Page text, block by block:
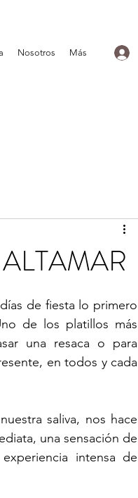
Nosotros Más
de fiesta lo primero
de los platillos más
una resaca o para
en todos y cada
saliva, nos hace
una sensación de
intensa de